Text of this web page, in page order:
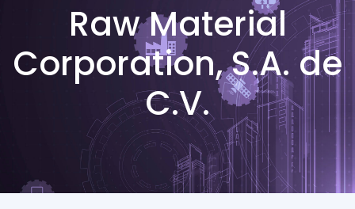
Raw Material
Corporation, S.A. de
C.V.